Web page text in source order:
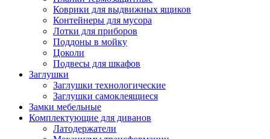
Коврики для выдвижных ящиков
Контейнеры для мусора
Лотки для приборов
Поддоны в мойку
Цоколи
Подвесы для шкафов
Заглушки
Заглушки технологические
Заглушки самоклеящиеся
Замки мебельные
Комплектующие для диванов
Латодержатели